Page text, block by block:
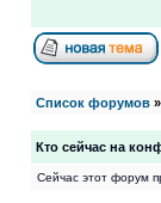
Список форумов »
Кто сейчас на
Сейчас этот форум